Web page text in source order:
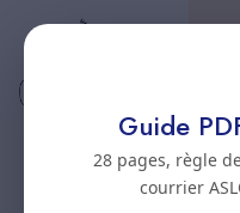
Code
Guide
28 pages, règle
courrier